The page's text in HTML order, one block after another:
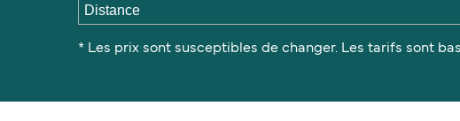
Distance
* Les prix sont susceptibles de changer. Les tarifs sont